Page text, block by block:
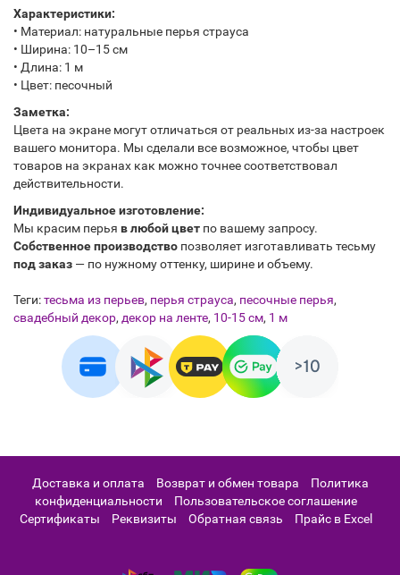
Характеристики:
• Материал: натуральные перья страуса
• Ширина: 10–15 см
• Длина: 1 м
• Цвет: песочный
Заметка:
Цвета на экране могут отличаться от реальных из-за настроек
вашего монитора. Мы сделали все возможное, чтобы цвет
товаров на экранах как можно точнее соответствовал
действительности.
Индивидуальное изготовление:
Мы красим перья в любой цвет по вашему запросу.
Собственное производство позволяет изготавливать тесьму
под заказ — по нужному оттенку, ширине и объему.
Теги:тесьма из перьев, перья страуса, песочные перья,
свадебный декор, декор на ленте, 10-15 см, 1 м
Доставка и оплата Возврат и обмен товара
Политика
конфиденциальности
Пользовательское соглашение
Сертификаты
Реквизиты Обратная связь Прайс в Excel